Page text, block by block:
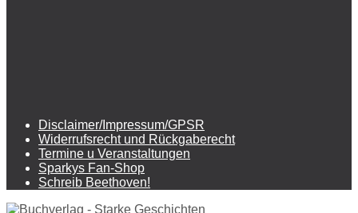
Disclaimer/Impressum/GPSR
Widerrufsrecht und Rückgaberecht
Termine u Veranstaltungen
Sparkys Fan-Shop
Schreib Beethoven!